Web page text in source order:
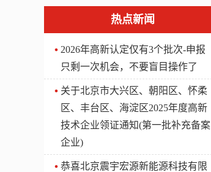
热点新闻
2026年高新认定仅有3个批次-申报
只剩一次机会，不要盲目操作了
关于北京市大兴区、朝阳区、怀柔
区、丰台区、海淀区2025年度高新
技术企业领证通知(第一批补充备案
企业)
​恭喜北京震宇宏源新能源科技有限